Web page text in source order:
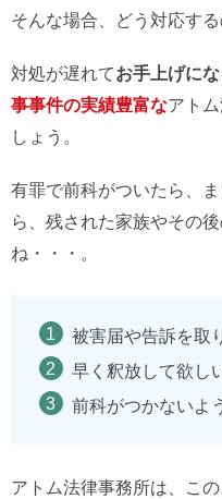
そんな場合、どう対応す
対処が遅れてお手上げに
事事件の実績豊富なアト
しょう。
有罪で前科がついたら、
ら、残された家族やその
ね・・・。
被害届や告訴を取
早く釈放して欲し
前科がつかないよ
アトム法律事務所は、こ